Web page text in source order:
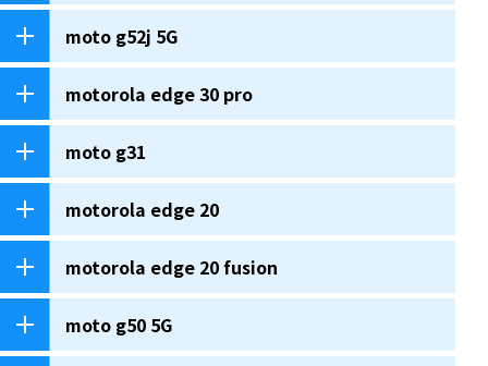
moto g52j 5G
motorola edge 30 pro
moto g31
motorola edge 20
motorola edge 20 fusion
moto g50 5G